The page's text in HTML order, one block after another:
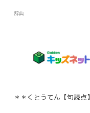
辞典
＊＊くとうてん【句読点】